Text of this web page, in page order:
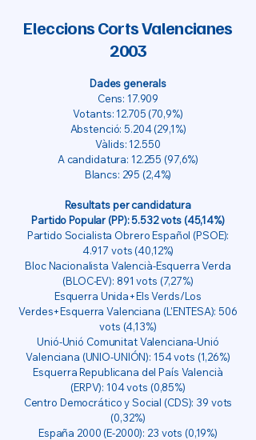
Eleccions Corts Valencianes
2003
Dades generals
Cens: 17.909
Votants:12.705 (70,9%)
Abstenció: 5.204 (29,1%)
Vàlids: 12.550
A candidatura: 12.255 (97,6%)
Blancs: 295 (2,4%)
Resultats per candidatura
Partido Popular (PP): 5.532 vots (45,14%)
Partido Socialista Obrero Español (PSOE):
4.917 vots (40,12%)
Bloc Nacionalista Valencià-Esquerra Verda
(BLOC-EV): 891 vots (7,27%)
Esquerra Unida+Els Verds/Los
Verdes+Esquerra Valenciana (L'ENTESA): 506
vots (4,13%)
Unió-Unió Comunitat Valenciana-Unió
Valenciana (UNIO-UNIÓN): 154 vots (1,26%)
Esquerra Republicana del País Valencià
(ERPV): 104 vots (0,85%)
Centro Democrático y Social (CDS): 39 vots
(0,32%)
España 2000 (E-2000): 23 vots (0,19%)